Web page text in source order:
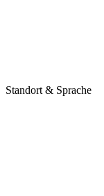
Standort & Sprache